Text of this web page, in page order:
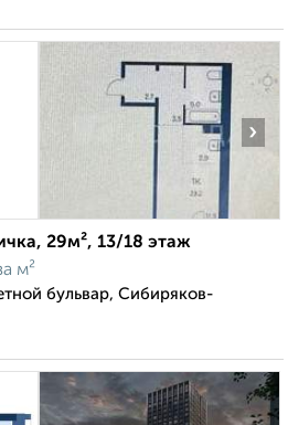
›
29м², 13/18 этаж
м²
бульвар, Сибиряков-